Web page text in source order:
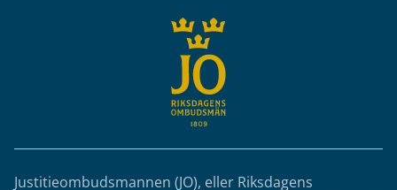
Justitieombudsmannen (JO), eller Riksdagens